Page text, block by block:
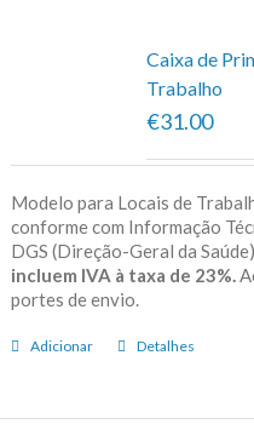
Caixa de
Trabalho
€31.00
Modelo para Locais de
conforme com Informação
DGS (Direção-Geral da Saúde)
incluem IVA à taxa de 23%.
portes de envio.
Adicionar Detalhes